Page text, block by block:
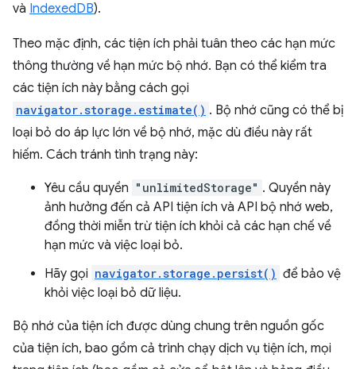
và IndexedDB).
Theo mặc định, các tiện ích phải tuân theo các hạn mức
thông thường về hạn mức bộ nhớ. Bạn có thể kiểm tra
các tiện ích này bằng cách gọi
navigator.storage.estimate() . Bộ nhớ cũng có thể bị
loại bỏ do áp lực lớn về bộ nhớ, mặc dù điều này rất
hiếm. Cách tránh tình trạng này:
Yêu cầu quyền "unlimitedStorage" . Quyền này
ảnh hưởng đến cả API tiện ích và API bộ nhớ web,
đồng thời miễn trừ tiện ích khỏi cả các hạn chế về
hạn mức và việc loại bỏ.
Hãy gọi navigator.storage.persist() để bảo vệ
khỏi việc loại bỏ dữ liệu.
Bộ nhớ của tiện ích được dùng chung trên nguồn gốc
của tiện ích, bao gồm cả trình chạy dịch vụ tiện ích, mọi